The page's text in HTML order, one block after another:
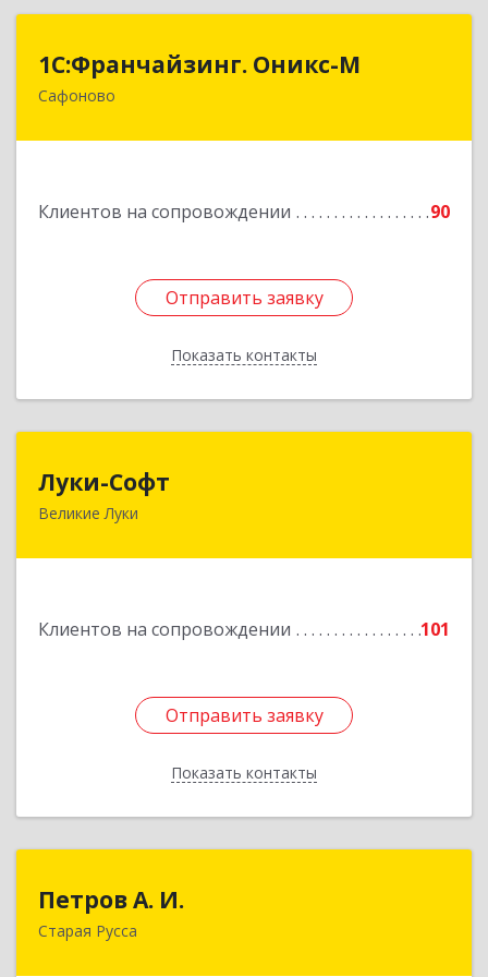
1С:Франчайзинг. Оникс-М
Сафоново
Клиентов на сопровождении 90
Отправить заявку
Показать контакты
1С:Франчайзинг. Оникс-М
215500, Смоленская обл, Сафоновский р-н,
Отправить заявку
Назад
Луки-Софт
Великие Луки
Клиентов на сопровождении 101
Отправить заявку
Показать контакты
182113, Псковская обл, Великие Луки г,
Отправить заявку
Назад
Петров А. И.
Старая Русса